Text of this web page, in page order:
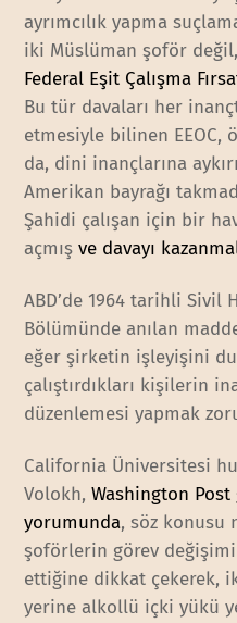
ayrımcılık yapma
iki Müslüman şoför
Federal Eşit Çalışma
Bu tür davaları her
etmesiyle bilinen EEOC,
da, dini inançlarına
Amerikan bayrağı
Şahidi çalışan için bir
açmışve davayı
ABD’de 1964 tarihli Sivil
Bölümünde anılan
eğer şirketin işleyişini
çalıştırdıkları kişilerin
düzenlemesi yapmak
California Üniversitesi
Volokh,Washington Post
yorumunda, söz konusu
şoförlerin görev
ettiğine dikkat çekerek,
yerine alkollü içki yükü